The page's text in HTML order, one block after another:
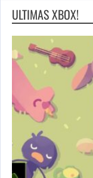
ULTIMAS XBOX!